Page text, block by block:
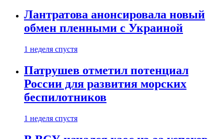
Лантратова анонсировала новый
обмен пленными с Украиной
1 неделя спустя
Патрушев отметил потенциал
России для развития морских
беспилотников
1 неделя спустя